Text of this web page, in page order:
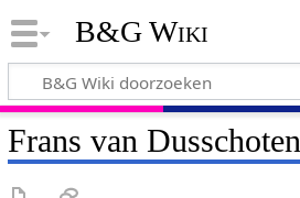
B&G Wiki
Frans van Dusschoten